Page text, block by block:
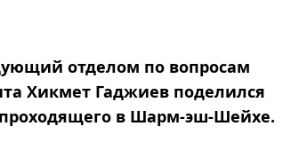
отделом по вопросам
Хикмет Гаджиев поделился
в Шарм-эш-Шейхе.